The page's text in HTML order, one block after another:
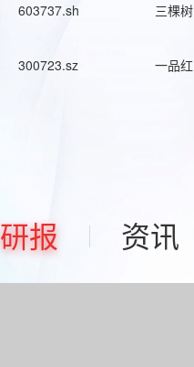
603737.sh 三棵树
300723.sz 一品红
研报 资讯